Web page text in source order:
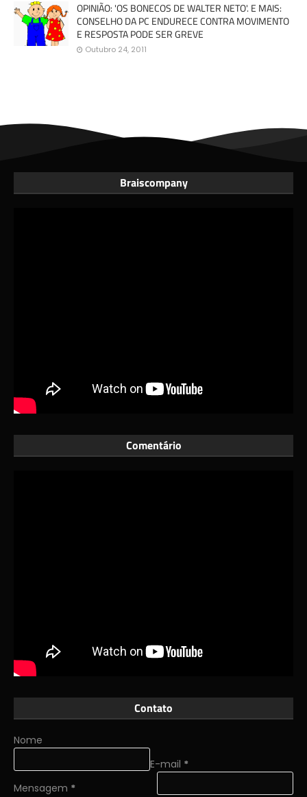
OPINIÃO: 'OS BONECOS DE WALTER NETO'. E MAIS:
CONSELHO DA PC ENDURECE CONTRA MOVIMENTO
E RESPOSTA PODE SER GREVE
Outubro 24, 2011
Braiscompany
Comentário
Contato
Nome
E-mail *
Mensagem *